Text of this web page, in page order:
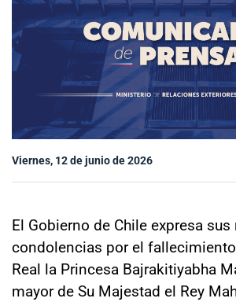
Servicios ciudadanos
Subsecretaría de Relaciones
Internacionales
Sala de prensa
modo claro
Viernes, 12 de junio de 2026
El Gobierno de Chile expresa
condolencias por el
Real la Princesa Bajrakitiyabha
mayor de Su Majestad el Rey